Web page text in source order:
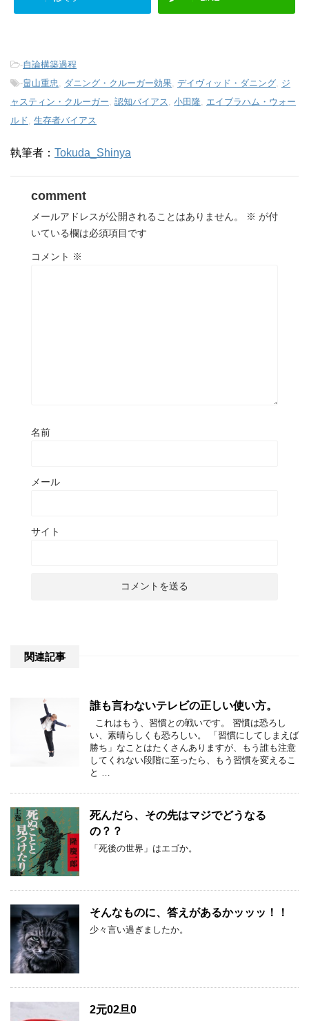
-自論構築過程
-畠山重忠, ダニング・クルーガー効果, デイヴィッド・ダニング, ジ
ャスティン・クルーガー, 認知バイアス, 小田隆, エイブラハム・ウォー
ルド, 生存者バイアス
執筆者： Tokuda_Shinya
comment
メールアドレスが公開されることはありません。 ※ が付
いている欄は必須項目です
コメント ※
名前
メール
サイト
関連記事
誰も言わないテレビの正しい使い方。
これはもう、習慣との戦いです。 習慣は恐ろし
い、素晴らしくも恐ろしい。 「習慣にしてしまえば
勝ち」なことはたくさんありますが、もう誰も注意
してくれない段階に至ったら、もう習慣を変えるこ
と …
死んだら、その先はマジでどうなる
の？？
「死後の世界」はエゴか。
そんなものに、答えがあるかッッッ！！
少々言い過ぎましたか。
2元02旦0